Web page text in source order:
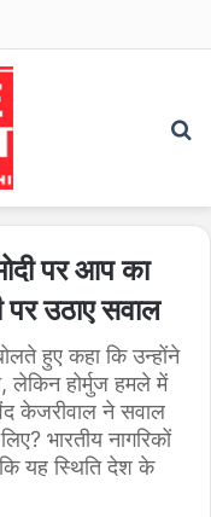
पर आप का
पर उठाए सवाल
हुए कहा कि उन्होंने
लेकिन होर्मुज हमले में
केजरीवाल ने सवाल
भारतीय नागरिकों
यह स्थिति देश के